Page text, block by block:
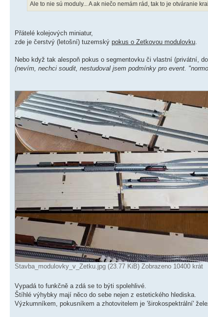
Ale to nie sú moduly... A ak niečo nemám rád, tak to je otváranie
Přátelé kolejových miniatur,
zde je čerstvý (letošní) tuzemský pokus o Zetkovou modulovku.
Nebo když tak alespoň pokus o segmentovku či vlastní (privátní,
(nevím, nechci soudit, nestudoval jsem podmínky pro event.
Stavba_modulovky_v_Zetku.jpg (23.77 KiB) Zobrazeno 10400 krát
Vypadá to funkčně a zdá se to býti spolehlivé.
Štíhlé výhybky mají něco do sebe nejen z estetického hlediska.
Výzkumníkem, pokusníkem a zhotovitelem je 'širokospektrální'